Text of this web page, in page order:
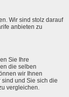
Wir sind stolz darauf
anbieten zu
Sie Ihre
die selben
wir Ihnen
und Sie sich die
vergleichen.